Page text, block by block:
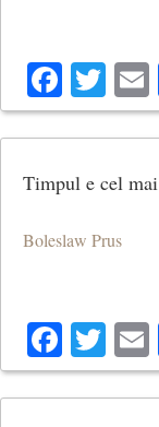
Timpul e cel
Boleslaw Prus